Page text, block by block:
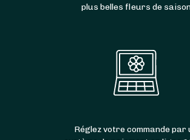
plus belles fleurs de
Réglez votre commande par